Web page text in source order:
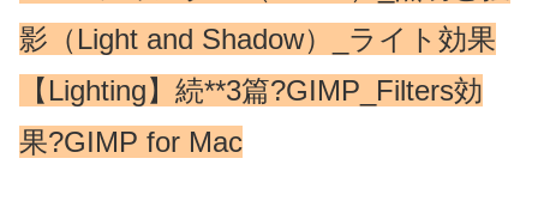
影（Light and Shadow）_ライト効果
【Lighting】続**3篇?GIMP_Filters効
果?GIMP for Mac